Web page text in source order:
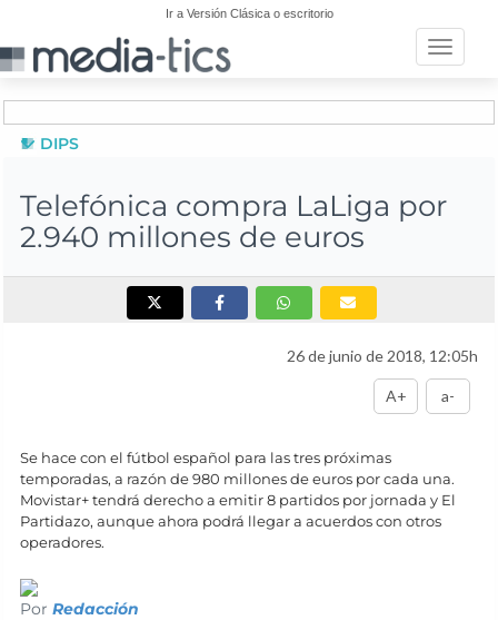
Ir a Versión Clásica o escritorio
Toggle
DIPS
Telefónica compra LaLiga por
2.940 millones de euros
26 de junio de 2018, 12:05h
A+ a-
Se hace con el fútbol español para las tres próximas
temporadas, a razón de 980 millones de euros por cada una.
Movistar+ tendrá derecho a emitir 8 partidos por jornada y El
Partidazo, aunque ahora podrá llegar a acuerdos con otros
operadores.
Por Redacción